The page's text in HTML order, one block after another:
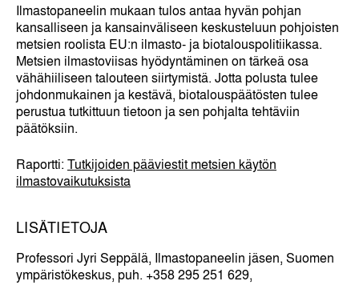
Ilmastopaneelin mukaan tulos antaa hyvän pohjan
kansalliseen ja kansainväliseen keskusteluun pohjoisten
metsien roolista EU:n ilmasto- ja biotalouspolitiikassa.
Metsien ilmastoviisas hyödyntäminen on tärkeä osa
vähähiiliseen talouteen siirtymistä. Jotta polusta tulee
johdonmukainen ja kestävä, biotalouspäätösten tulee
perustua tutkittuun tietoon ja sen pohjalta tehtäviin
päätöksiin.
Raportti: Tutkijoiden pääviestit metsien käytön
ilmastovaikutuksista
LISÄTIETOJA
Professori Jyri Seppälä, Ilmastopaneelin jäsen, Suomen
ympäristökeskus, puh. +358 295 251 629,